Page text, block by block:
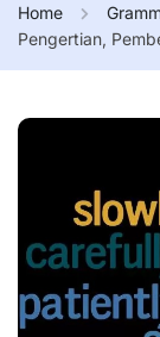
Home
Pengertian,